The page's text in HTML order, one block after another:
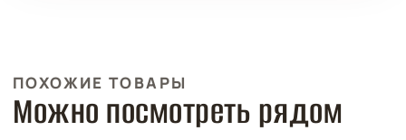
ПОХОЖИЕ ТОВАРЫ
Можно посмотреть рядом